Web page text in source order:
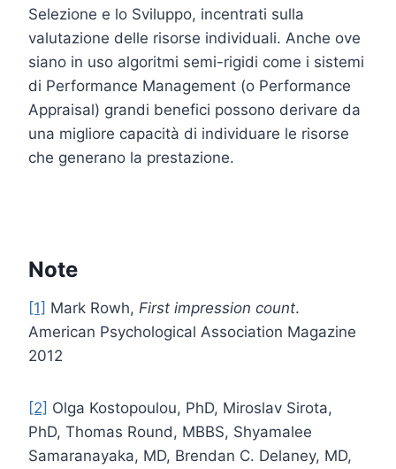
Selezione e lo Sviluppo, incentrati sulla
valutazione delle risorse individuali. Anche ove
siano in uso algoritmi semi-rigidi come i sistemi
di Performance Management (o Performance
Appraisal) grandi benefici possono derivare da
una migliore capacità di individuare le risorse
che generano la prestazione.
Note
[1] Mark Rowh, First impression count.
American Psychological Association Magazine
2012
[2] Olga Kostopoulou, PhD, Miroslav Sirota,
PhD, Thomas Round, MBBS, Shyamalee
Samaranayaka, MD, Brendan C. Delaney, MD,